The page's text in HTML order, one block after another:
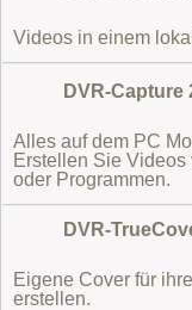
Videos in einem
DVR-Capture
Alles auf dem PC
Erstellen Sie
oder Programmen.
DVR-
Eigene Cover für
erstellen.